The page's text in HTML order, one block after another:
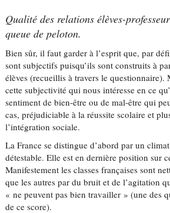
Qualité des relations élèves-
queue de peloton.
Bien sûr, il faut garder à l’esprit que, par
sont subjectifs puisqu’ils sont construits à
élèves (recueillis à travers le questionnaire).
cette subjectivité qui nous intéresse en ce
sentiment de bien-être ou de mal-être qui
cas, préjudiciable à la réussite scolaire et
l’intégration sociale.
La France se distingue d’abord par un
détestable. Elle est en dernière position sur
Manifestement les classes françaises sont
que les autres par du bruit et de l’agitation
« ne peuvent pas bien travailler » (une des
de ce score).